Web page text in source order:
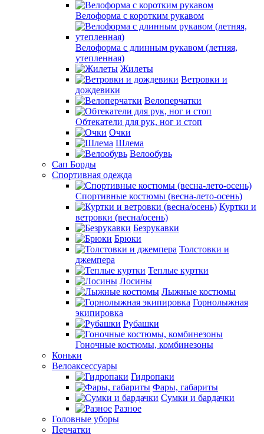
Велоформа с коротким рукавом
Велоформа с длинным рукавом (летняя,
утепленная)
Жилеты
Ветровки и
дождевики
Велоперчатки
Обтекатели для рук, ног и стоп
Очки
Шлема
Велообувь
Сап Борды
Спортивная одежда
Спортивные костюмы (весна-лето-осень)
Куртки и
ветровки (весна/осень)
Безрукавки
Брюки
Толстовки и
джемпера
Теплые куртки
Лосины
Лыжные костюмы
Горнолыжная
экипировка
Рубашки
Гоночные костюмы, комбинезоны
Коньки
Велоаксессуары
Гидропаки
Фары, габариты
Сумки и бардачки
Разное
Головные уборы
Перчатки